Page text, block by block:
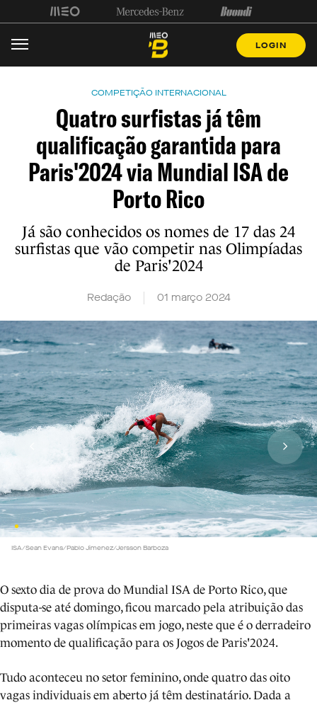
LOGIN
COMPETIÇÃO INTERNACIONAL
Quatro surfistas já têm
qualificação garantida para
Paris'2024 via Mundial ISA de
Porto Rico
Já são conhecidos os nomes de 17 das 24
surfistas que vão competir nas Olimpíadas
de Paris'2024
Redação 01 março 2024
ISA/Sean Evans/Pablo Jimenez/Jersson Barboza
O sexto dia de prova do Mundial ISA de Porto Rico, que
disputa-se até domingo, ficou marcado pela atribuição das
primeiras vagas olímpicas em jogo, neste que é o derradeiro
momento de qualificação para os Jogos de Paris'2024.
Tudo aconteceu no setor feminino, onde quatro das oito
vagas individuais em aberto já têm destinatário. Dada a